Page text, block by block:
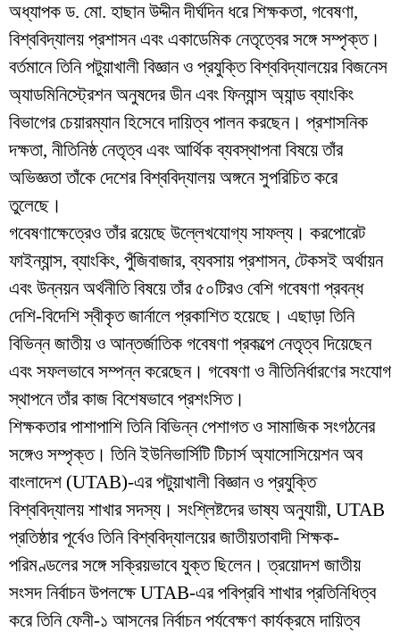
অধ্যাপক ড. মো. হাছান উদ্দীন দীর্ঘদিন ধরে শিক্ষকতা, গবেষণা,
বিশ্ববিদ্যালয় প্রশাসন এবং একাডেমিক নেতৃত্বের সঙ্গে সম্পৃক্ত।
বর্তমানে তিনি পটুয়াখালী বিজ্ঞান ও প্রযুক্তি বিশ্ববিদ্যালয়ের বিজনেস
অ্যাডমিনিস্ট্রেশন অনুষদের ডীন এবং ফিন্যান্স অ্যান্ড ব্যাংকিং
বিভাগের চেয়ারম্যান হিসেবে দায়িত্ব পালন করছেন। প্রশাসনিক
দক্ষতা, নীতিনিষ্ঠ নেতৃত্ব এবং আর্থিক ব্যবস্থাপনা বিষয়ে তাঁর
অভিজ্ঞতা তাঁকে দেশের বিশ্ববিদ্যালয় অঙ্গনে সুপরিচিত করে
তুলেছে।
গবেষণাক্ষেত্রেও তাঁর রয়েছে উল্লেখযোগ্য সাফল্য। করপোরেট
ফাইন্যান্স, ব্যাংকিং, পুঁজিবাজার, ব্যবসায় প্রশাসন, টেকসই অর্থায়ন
এবং উন্নয়ন অর্থনীতি বিষয়ে তাঁর ৫০টিরও বেশি গবেষণা প্রবন্ধ
দেশি-বিদেশি স্বীকৃত জার্নালে প্রকাশিত হয়েছে। এছাড়া তিনি
বিভিন্ন জাতীয় ও আন্তর্জাতিক গবেষণা প্রকল্পে নেতৃত্ব দিয়েছেন
এবং সফলভাবে সম্পন্ন করেছেন। গবেষণা ও নীতিনির্ধারণের সংযোগ
স্থাপনে তাঁর কাজ বিশেষভাবে প্রশংসিত।
শিক্ষকতার পাশাপাশি তিনি বিভিন্ন পেশাগত ও সামাজিক সংগঠনের
সঙ্গেও সম্পৃক্ত। তিনি ইউনিভার্সিটি টিচার্স অ্যাসোসিয়েশন অব
বাংলাদেশ (UTAB)-এর পটুয়াখালী বিজ্ঞান ও প্রযুক্তি
বিশ্ববিদ্যালয় শাখার সদস্য। সংশ্লিষ্টদের ভাষ্য অনুযায়ী, UTAB
প্রতিষ্ঠার পূর্বেও তিনি বিশ্ববিদ্যালয়ের জাতীয়তাবাদী শিক্ষক-
পরিমণ্ডলের সঙ্গে সক্রিয়ভাবে যুক্ত ছিলেন। ত্রয়োদশ জাতীয়
সংসদ নির্বাচন উপলক্ষে UTAB-এর পবিপ্রবি শাখার প্রতিনিধিত্ব
করে তিনি ফেনী-১ আসনের নির্বাচন পর্যবেক্ষণ কার্যক্রমে দায়িত্ব